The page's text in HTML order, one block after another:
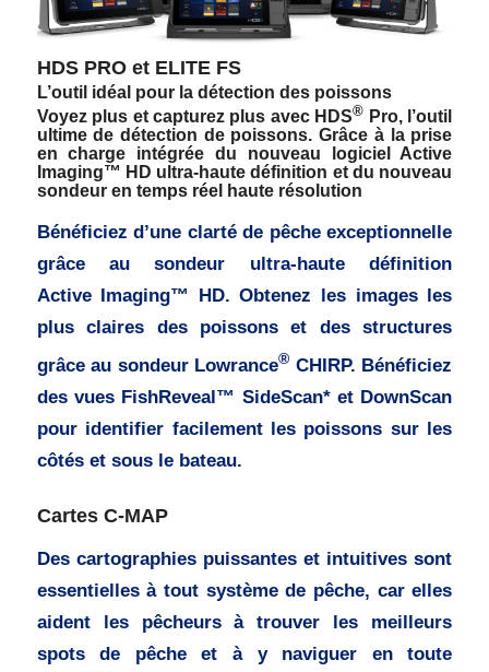
HDS PRO et ELITE FS
L’outil idéal pour la détection des poissons
Voyez plus et capturez plus avec HDS® Pro, l’outil
ultime de détection de poissons. Grâce à la prise
en charge intégrée du nouveau logiciel Active
Imaging™ HD ultra-haute définition et du nouveau
sondeur en temps réel haute résolution
Bénéficiez d’une clarté de pêche exceptionnelle
grâce au sondeur ultra-haute définition
Active Imaging™ HD. Obtenez les images les
plus claires des poissons et des structures
grâce au sondeur Lowrance® CHIRP. Bénéficiez
des vues FishReveal™ SideScan* et DownScan
pour identifier facilement les poissons sur les
côtés et sous le bateau.
Cartes C-MAP
Des cartographies puissantes et intuitives sont
essentielles à tout système de pêche, car elles
aident les pêcheurs à trouver les meilleurs
spots de pêche et à y naviguer en toute